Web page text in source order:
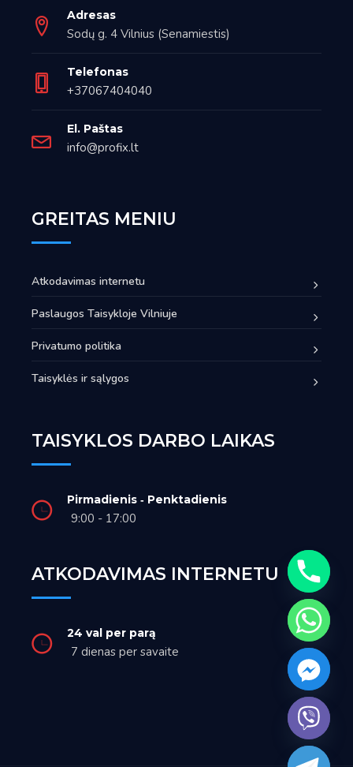
Adresas
Sodų g. 4 Vilnius (Senamiestis)
Telefonas
+37067404040
El. Paštas
info@profix.lt
GREITAS MENIU
Atkodavimas internetu
Paslaugos Taisykloje Vilniuje
Privatumo politika
Taisyklės ir sąlygos
TAISYKLOS DARBO LAIKAS
Pirmadienis ‑ Penktadienis
9:00 - 17:00
ATKODAVIMAS INTERNETU
24 val per parą
7 dienas per savaite